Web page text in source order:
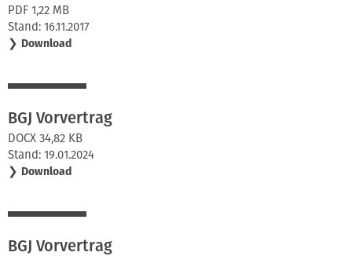
PDF 1,22 MB
Stand: 16.11.2017
❯ Download
BGJ Vorvertrag
DOCX 34,82 KB
Stand: 19.01.2024
❯ Download
BGJ Vorvertrag